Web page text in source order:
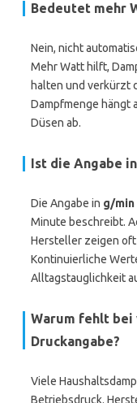
Bedeutet mehr
Nein, nicht
Mehr Watt hilft,
halten und verkürzt
Dampfmenge hängt
Düsen ab.
Ist die Angabe
Die Angabe in g/min
Minute beschreibt.
Hersteller zeigen
Kontinuierliche
Alltagstauglichkeit
Warum fehlt bei
Druckangabe?
Viele
Betriebsdruck.